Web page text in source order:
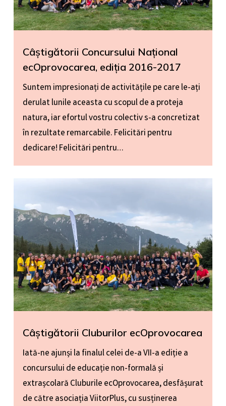
Câștigătorii Concursului Național
ecOprovocarea, ediția 2016-2017
Suntem impresionați de activitățile pe care le-ați
derulat lunile aceasta cu scopul de a proteja
natura, iar efortul vostru colectiv s-a concretizat
în rezultate remarcabile. Felicitări pentru
dedicare! Felicitări pentru…
Câștigătorii Cluburilor ecOprovocarea
Iată-ne ajunși la finalul celei de-a VII-a ediție a
concursului de educație non-formală și
extrașcolară Cluburile ecOprovocarea, desfășurat
de către asociația ViitorPlus, cu susținerea